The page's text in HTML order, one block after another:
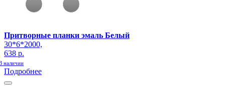
Притворные планки эмаль Белый
30*6*2000,
638 р.
наличии
Подробнее